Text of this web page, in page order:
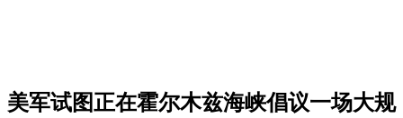
美军试图正在霍尔木兹海峡倡议一场大规